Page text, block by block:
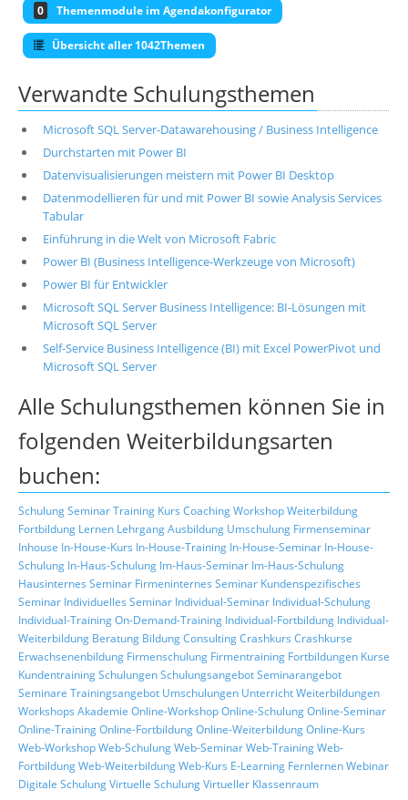
0 Themenmodule im Agendakonfigurator
Übersicht aller 1042Themen
Verwandte Schulungsthemen
Microsoft SQL Server-Datawarehousing / Business Intelligence
Durchstarten mit Power BI
Datenvisualisierungen meistern mit Power BI Desktop
Datenmodellieren für und mit Power BI sowie Analysis Services
Tabular
Einführung in die Welt von Microsoft Fabric
Power BI (Business Intelligence-Werkzeuge von Microsoft)
Power BI für Entwickler
Microsoft SQL Server Business Intelligence: BI-Lösungen mit
Microsoft SQL Server
Self-Service Business Intelligence (BI) mit Excel PowerPivot und
Microsoft SQL Server
Alle Schulungsthemen können Sie in
folgenden Weiterbildungsarten
buchen:
SchulungSeminarTraining Kurs CoachingWorkshopWeiterbildung
Fortbildung Lernen LehrgangAusbildung Umschulung Firmenseminar
Inhouse In-House-Kurs In-House-Training In-House-Seminar In-House-
Schulung In-Haus-Schulung Im-Haus-Seminar Im-Haus-Schulung
Hausinternes Seminar Firmeninternes Seminar Kundenspezifisches
Seminar Individuelles Seminar Individual-Seminar Individual-Schulung
Individual-TrainingOn-Demand-Training Individual-Fortbildung Individual-
Weiterbildung Beratung BildungConsultingCrashkurs Crashkurse
Erwachsenenbildung Firmenschulung Firmentraining Fortbildungen Kurse
KundentrainingSchulungenSchulungsangebotSeminarangebot
Seminare Trainingsangebot Umschulungen UnterrichtWeiterbildungen
Workshops Akademie Online-WorkshopOnline-SchulungOnline-Seminar
Online-TrainingOnline-FortbildungOnline-WeiterbildungOnline-Kurs
Web-WorkshopWeb-SchulungWeb-SeminarWeb-TrainingWeb-
FortbildungWeb-WeiterbildungWeb-Kurs E-Learning FernlernenWebinar
Digitale SchulungVirtuelle SchulungVirtueller Klassenraum